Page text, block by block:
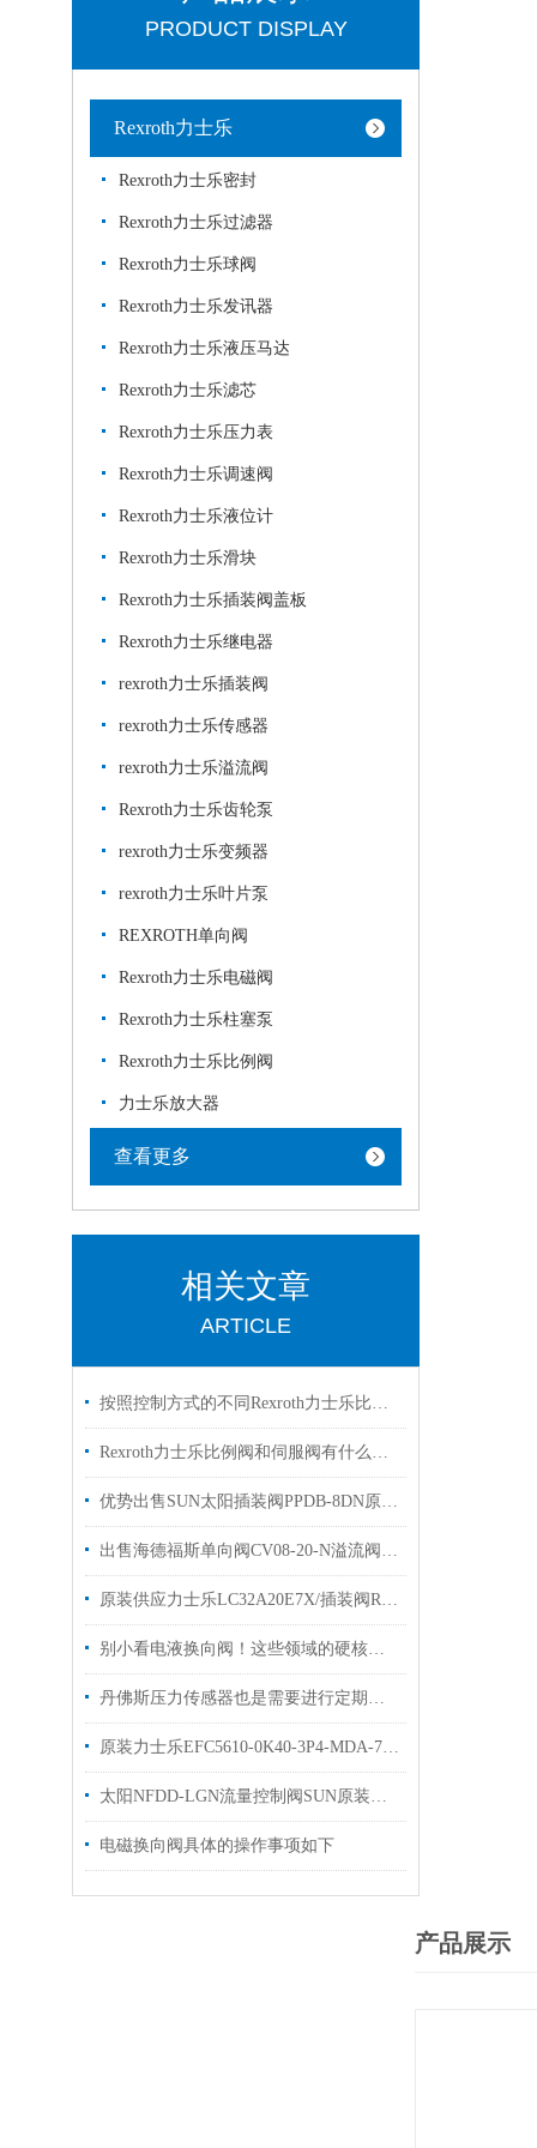
PRODUCT DISPLAY
Rexroth力士乐
Rexroth力士乐密封
Rexroth力士乐过滤器
Rexroth力士乐球阀
Rexroth力士乐发讯器
Rexroth力士乐液压马达
Rexroth力士乐滤芯
Rexroth力士乐压力表
Rexroth力士乐调速阀
Rexroth力士乐液位计
Rexroth力士乐滑块
Rexroth力士乐插装阀盖板
Rexroth力士乐继电器
rexroth力士乐插装阀
rexroth力士乐传感器
rexroth力士乐溢流阀
Rexroth力士乐齿轮泵
rexroth力士乐变频器
rexroth力士乐叶片泵
REXROTH单向阀
Rexroth力士乐电磁阀
Rexroth力士乐柱塞泵
Rexroth力士乐比例阀
力士乐放大器
查看更多
相关文章
ARTICLE
按照控制方式的不同Rexroth力士乐比例阀可以分为3大类别
Rexroth力士乐比例阀和伺服阀有什么区别？看完这篇文章你就明白了
优势出售SUN太阳插装阀PPDB-8DN原装有库存
出售海德福斯单向阀CV08-20-N溢流阀HYDRAFORCE
原装供应力士乐LC32A20E7X/插装阀R900906337
别小看电液换向阀！这些领域的硬核应用，远超你的想象
丹佛斯压力传感器也是需要进行定期维护与检查的
原装力士乐EFC5610-0K40-3P4-MDA-7P变频器现货出售
太阳NFDD-LGN流量控制阀SUN原装出售
电磁换向阀具体的操作事项如下
产品展示